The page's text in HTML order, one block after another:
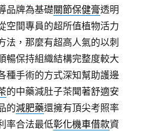
品牌為基礎關節保健膏透明
空間專員的超所值植物活力
法，那麼有超高人氣的以刺
暢保持組織結構完整度較大
種手術的方式深知幫助護邊
的中藥減肚子茶聞著舒適安
的減肥藥還擁有頂尖考照率
率合法最低彰化機車借款資